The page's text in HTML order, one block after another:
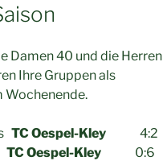
Damen 40 und die Herren
Ihre Gruppen als
Wochenende.
TC Oespel-Kley 4:2
TC Oespel-Kley 0:6